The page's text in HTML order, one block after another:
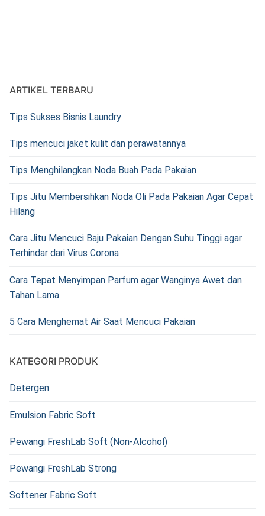
ARTIKEL TERBARU
Tips Sukses Bisnis Laundry
Tips mencuci jaket kulit dan perawatannya
Tips Menghilangkan Noda Buah Pada Pakaian
Tips Jitu Membersihkan Noda Oli Pada Pakaian Agar Cepat
Hilang
Cara Jitu Mencuci Baju Pakaian Dengan Suhu Tinggi agar
Terhindar dari Virus Corona
Cara Tepat Menyimpan Parfum agar Wanginya Awet dan
Tahan Lama
5 Cara Menghemat Air Saat Mencuci Pakaian
KATEGORI PRODUK
Detergen
Emulsion Fabric Soft
Pewangi FreshLab Soft (Non-Alcohol)
Pewangi FreshLab Strong
Softener Fabric Soft